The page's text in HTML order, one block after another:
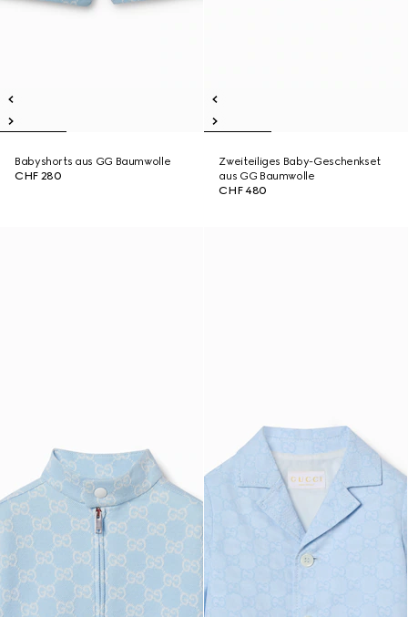
Babyshorts aus GG Baumwolle
CHF 280
Zweiteiliges Baby-Geschenkset
aus GG Baumwolle
CHF 480